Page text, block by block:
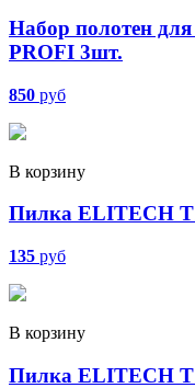
Набор полотен
PROFI 3шт.
850 руб
В корзину
Пилка ELITECH
135 руб
В корзину
Пилка ELITECH